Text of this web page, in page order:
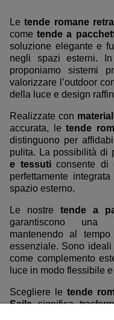
Letende romane
cometende a
soluzione elegante e
negli spazi esterni.
proponiamo sistemi
valorizzare l’outdoor
della luce e design
Realizzate con
accurata, letende
distinguono per
pulita. La possibilità di
e tessuticonsente di
perfettamente
spazio esterno.
Le nostre tende a
garantiscono una
mantenendo al
essenziale. Sono
come complemento
luce in modo flessibile
Scegliere letende
Sailssignifica